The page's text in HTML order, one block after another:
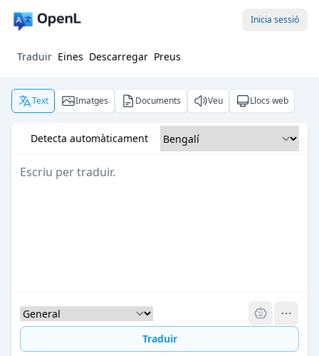
Inicia sessió
Traduir Eines Descarregar Preus
Text Imatges Documents Veu Llocs web
Detecta automàticament
Traduir